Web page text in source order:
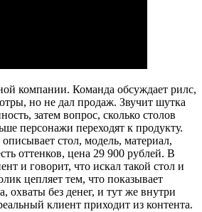
компании. Команда обсуждает рилс,
но не дал продаж. Звучит шутка
затем вопрос, сколько столов
персонажи переходят к продукту.
стол, модель, материал,
оттенков, цена 29 900 рублей. В
и говорит, что искал такой стол и
цепляет тем, что показывает
охваты без денег, и тут же внутри
клиент приходит из контента.